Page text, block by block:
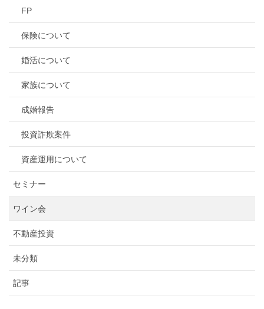
FP
保険について
婚活について
家族について
成婚報告
投資詐欺案件
資産運用について
セミナー
ワイン会
不動産投資
未分類
記事